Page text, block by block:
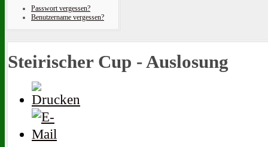
Passwort vergessen?
Benutzername vergessen?
Steirischer Cup - Auslosung